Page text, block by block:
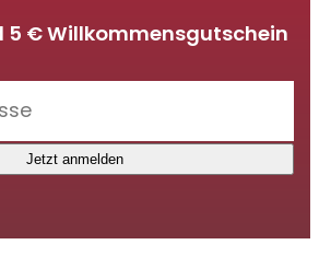
5 € Willkommensgutschein
Jetzt anmelden